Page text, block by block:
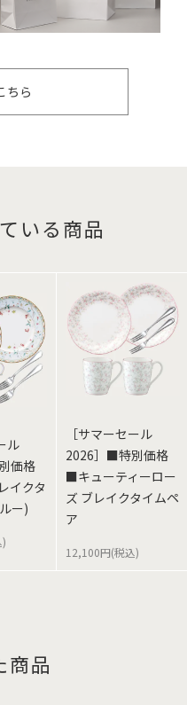
ちら
いる商品
ル
価格
イクタ
ー)
［サマーセール
2026］■特別価格
■キューティーロー
ズ ブレイクタイムペ
ア
12,100円(税込)
商品